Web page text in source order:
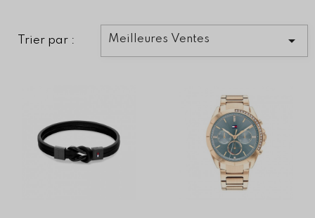
Trier par : Meilleures Ventes 